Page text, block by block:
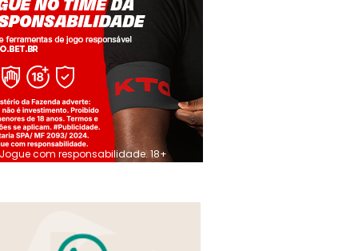
Jogue com responsabilidade. 18+